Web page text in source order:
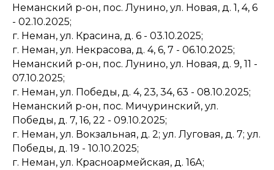
Неманский р-он, пос. Лунино, ул. Новая, д. 1, 4, 6
- 02.10.2025;
г. Неман, ул. Красина, д. 6 - 03.10.2025;
г. Неман, ул. Некрасова, д. 4, 6, 7 - 06.10.2025;
Неманский р-он, пос. Лунино, ул. Новая, д. 9, 11 -
07.10.2025;
г. Неман, ул. Победы, д. 4, 23, 34, 63 - 08.10.2025;
Неманский р-он, пос. Мичуринский, ул.
Победы, д. 7, 16, 22 - 09.10.2025;
г. Неман, ул. Вокзальная, д. 2; ул. Луговая, д. 7; ул.
Победы, д. 19 - 10.10.2025;
г. Неман, ул. Красноармейская, д. 16А;